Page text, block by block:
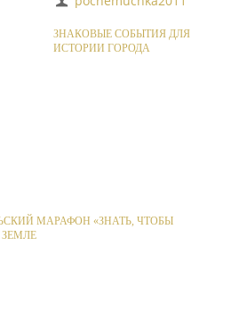
ЗНАКОВЫЕ СОБЫТИЯ ДЛЯ
ИСТОРИИ ГОРОДА
МАРАФОН «ЗНАТЬ, ЧТОБЫ